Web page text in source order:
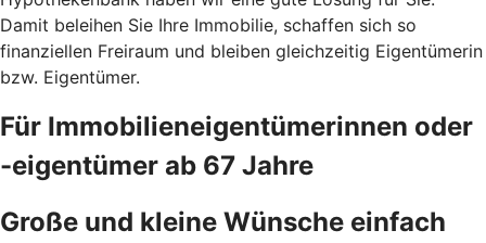
Damit beleihen Sie Ihre Immobilie, schaffen sich so
finanziellen Freiraum und bleiben gleichzeitig Eigentümerin
bzw. Eigentümer.
Für Immobilieneigentümerinnen oder
-eigentümer ab 67 Jahre
Große und kleine Wünsche einfach